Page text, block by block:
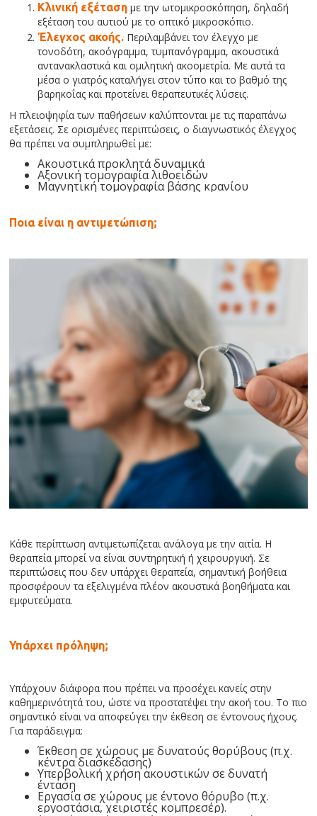
Κλινική εξέταση με την ωτομικροσκόπηση, δηλαδή
εξέταση του αυτιού με το οπτικό μικροσκόπιο.
Έλεγχος ακοής. Περιλαμβάνει τον έλεγχο με
τονοδότη, ακοόγραμμα, τυμπανόγραμμα, ακουστικά
αντανακλαστικά και ομιλητική ακοομετρία. Με αυτά τα
μέσα ο γιατρός καταλήγει στον τύπο και το βαθμό της
βαρηκοΐας και προτείνει θεραπευτικές λύσεις.
Η πλειοψηφία των παθήσεων καλύπτονται με τις παραπάνω
εξετάσεις. Σε ορισμένες περιπτώσεις, ο διαγνωστικός έλεγχος
θα πρέπει να συμπληρωθεί με:
Ακουστικά προκλητά δυναμικά
Αξονική τομογραφία λιθοειδών
Μαγνητική τομογραφία βάσης κρανίου
Ποια είναι η αντιμετώπιση;
Κάθε περίπτωση αντιμετωπίζεται ανάλογα με την αιτία. Η
θεραπεία μπορεί να είναι συντηρητική ή χειρουργική. Σε
περιπτώσεις που δεν υπάρχει θεραπεία, σημαντική βοήθεια
προσφέρουν τα εξελιγμένα πλέον ακουστικά βοηθήματα και
εμφυτεύματα.
Υπάρχει πρόληψη;
Υπάρχουν διάφορα που πρέπει να προσέχει κανείς στην
καθημερινότητά του, ώστε να προστατέψει την ακοή του. Το πιο
σημαντικό είναι να αποφεύγει την έκθεση σε έντονους ήχους.
Για παράδειγμα:
Έκθεση σε χώρους με δυνατούς θορύβους (π.χ.
κέντρα διασκέδασης)
Υπερβολική χρήση ακουστικών σε δυνατή
ένταση
Εργασία σε χώρους με έντονο θόρυβο (π.χ.
εργοστάσια, χειριστές κομπρεσέρ).